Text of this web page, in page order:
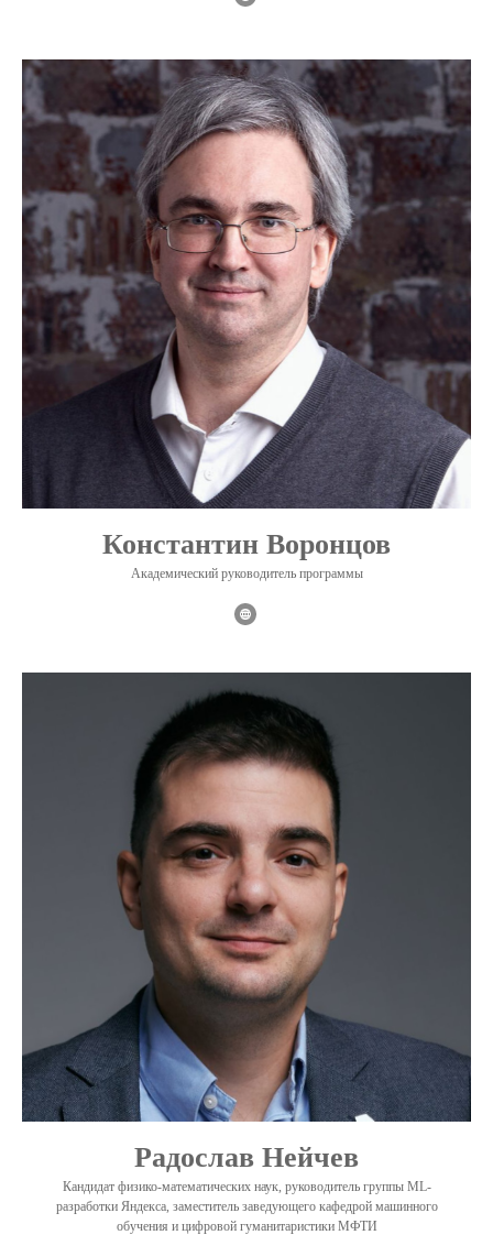
Константин Воронцов
Академический руководитель программы
Радослав Нейчев
Кандидат физико-математических наук, руководитель группы ML-
разработки Яндекса, заместитель заведующего кафедрой машинного
обучения и цифровой гуманитаристики МФТИ